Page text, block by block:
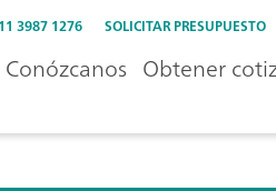
3987 1276 SOLICITAR PRESUPUESTO
Conózcanos Obtener